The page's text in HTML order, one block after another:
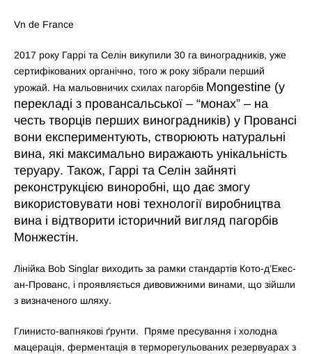
Vn de France
2017 року Гаррі та Селін викупили 30 га виноградників, уже
сертифікованих органічно, того ж року зібрали перший
урожай. На мальовничих схилах пагорбів Mongestine (у
перекладі з провансальської – “монах” – на
честь творців перших виноградників) у Провансі
вони експериментують, створюють натуральні
вина, які максимально виражають унікальність
теруару. Також, Гаррі та Селін зайняті
реконструкцією виноробні, що дає змогу
використовувати нові технології виробництва
вина і відтворити історичний вигляд пагорбів
Монжестін.
Лінійка Bob Singlar виходить за рамки стандартів Кото-д’Екес-
ан-Прованс, і проявляється дивовижними винами, що зійшли
з визначеного шляху.
Глинисто-вапнякові ґрунти. Пряме пресування і холодна
мацерація, ферментація в терморегульованих резервуарах з